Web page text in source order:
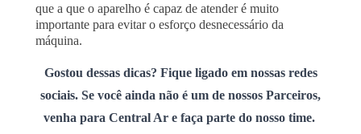
que a que o aparelho é capaz de atender é muito
importante para evitar o esforço desnecessário da
máquina.
Gostou dessas dicas? Fique ligado em nossas redes
sociais. Se você ainda não é um de nossos Parceiros,
venha para Central Ar e faça parte do nosso time.